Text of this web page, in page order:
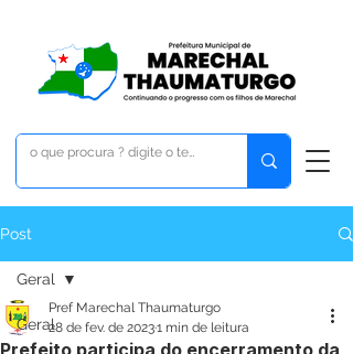
Post
Geral
Geral
Prefeito participa do encerramento da
Pref Marechal Thaumaturgo
28 de fev. de 20231 min de leitura